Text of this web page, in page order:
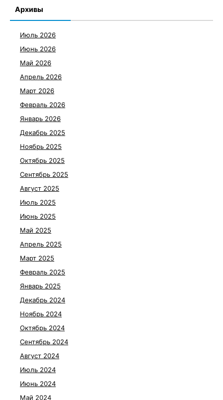
Архивы
Июль 2026
Июнь 2026
Май 2026
Апрель 2026
Март 2026
Февраль 2026
Январь 2026
Декабрь 2025
Ноябрь 2025
Октябрь 2025
Сентябрь 2025
Август 2025
Июль 2025
Июнь 2025
Май 2025
Апрель 2025
Март 2025
Февраль 2025
Январь 2025
Декабрь 2024
Ноябрь 2024
Октябрь 2024
Сентябрь 2024
Август 2024
Июль 2024
Июнь 2024
Май 2024